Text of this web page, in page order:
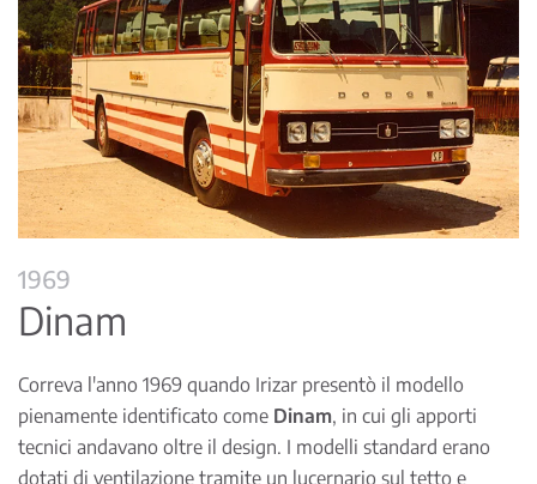
1969
Dinam
Correva l'anno 1969 quando Irizar presentò il modello
pienamente identificato come Dinam, in cui gli apporti
tecnici andavano oltre il design. I modelli standard erano
dotati di ventilazione tramite un lucernario sul tetto e